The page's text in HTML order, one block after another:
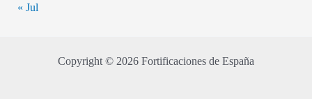
« Jul
Copyright © 2026 Fortificaciones de España